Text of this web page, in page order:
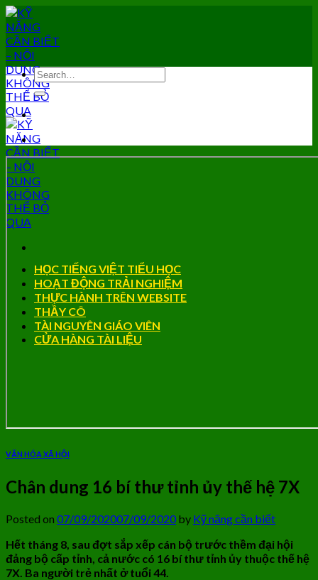
Skip
to
content
HỌC TIẾNG VIỆT TIỂU HỌC
HOẠT ĐỘNG TRẢI NGHIỆM
THỰC HÀNH TRÊN WEBSITE
THẦY CÔ
TÀI NGUYÊN GIÁO VIÊN
CỬA HÀNG TÀI LIỆU
VĂN HÓA XÃ HỘI
Chân dung 16 bí thư tỉnh ủy thế hệ 7X
Posted on 07/09/202007/09/2020by Kỹ năng cần biết
Hết tháng 8, sau đợt sắp xếp cán bộ trước thềm đại hội
đảng bộ cấp tỉnh, cả nước có 16 bí thư tỉnh ủy thuộc thế hệ
7X. Ba người trẻ nhất ở tuổi 44.